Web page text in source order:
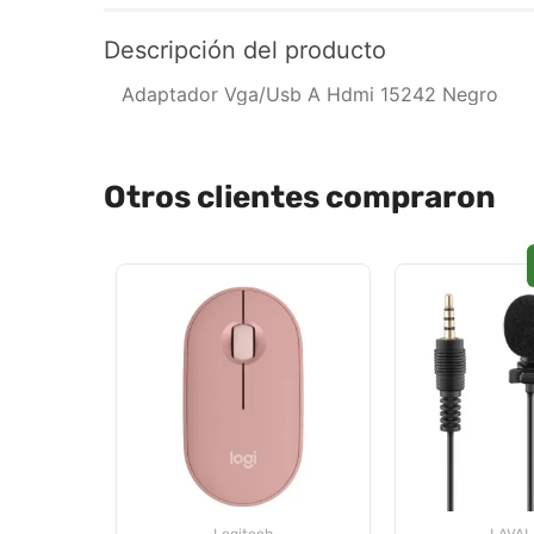
Descripción del producto
Adaptador Vga/Usb A Hdmi 15242 Negro
Otros clientes compraron